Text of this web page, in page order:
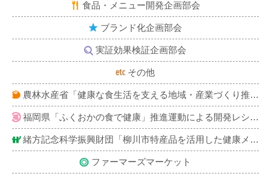
食品・メニュー開発企画部会
ブランド化企画部会
実証効果検証企画部会
その他
農林水産省「健康な食生活を支える地域・産業づくり推進事業」による開発レシピ紹介
福岡県「ふくおかの食で健康」推進運動による開発レシピ紹介
緒方記念科学振興財団「柳川市特産品を活用した健康メニュー」レシピ紹介
ファーマーズマーケット